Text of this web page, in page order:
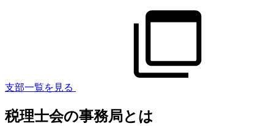
支部一覧を見る
税理士会の事務局とは